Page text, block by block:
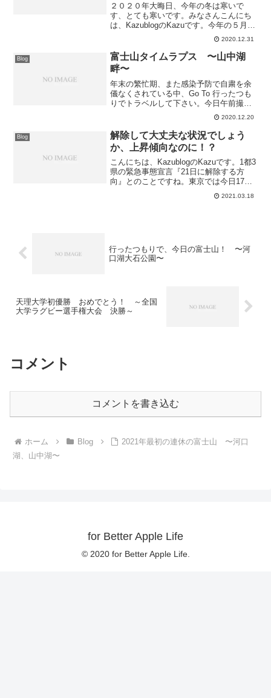
２０２０年大晦日、今年の冬は寒いで
す、とても寒いです。みなさんこんにち
は、KazublogのKazuです。今年の５月か
ら始めたカメラ撮影。夏、秋、冬とカメ
ラを常に携帯し撮影してきましたが、こ
の冬感じたことは冬季の写真撮影、特に
風景等でシャッ...
2020.12.31
Blog
富士山タイムラプス 〜山中湖
畔〜
年末の繁忙期、また感染予防で自粛を余
儀なくされている中、Go To 行ったつも
りでトラベルして下さい。今日午前撮影
の山中湖畔からの富士山です。山中湖
20201220強い寒波の為、体調管理に気を
つけて今年あと少し乗り切りましょう！
それではま...
2020.12.20
Blog
解除して大丈夫な状況でしょう
か、上昇傾向なのに！？
こんにちは、KazublogのKazuです。1都3
県の緊急事態宣言『21日に解除する方
向』とのことですね。東京では今日17日
の新規感染者数が409人と増えているのに
大丈夫かと思いますが、、、。変異ウイ
2021.03.18
行ったつもりで、今日の富士山！ 〜河
口湖大石公園〜
天理大学初優勝 おめでとう！ ～全国
大学ラグビー選手権大会 決勝～
コメント
コメントを書き込む
ホーム Blog
2021年最初の連休の富士山 〜河口
湖、山中湖〜
for Better Apple Life
© 2020 for Better Apple Life.